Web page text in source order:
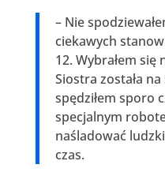
– Nie
ciekawych
12. Wybrałem się
Siostra została
spędziłem sporo
specjalnym
naśladować
czas.